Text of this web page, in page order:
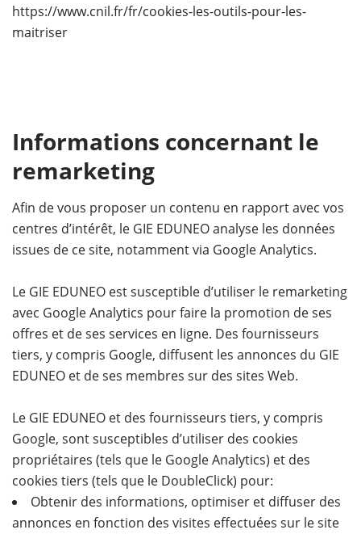
https://www.cnil.fr/fr/cookies-les-outils-pour-les-
maitriser
Informations concernant le
remarketing
Afin de vous proposer un contenu en rapport avec vos
centres d’intérêt, le GIE EDUNEO analyse les données
issues de ce site, notamment via Google Analytics.
Le GIE EDUNEO est susceptible d’utiliser le remarketing
avec Google Analytics pour faire la promotion de ses
offres et de ses services en ligne. Des fournisseurs
tiers, y compris Google, diffusent les annonces du GIE
EDUNEO et de ses membres sur des sites Web.
Le GIE EDUNEO et des fournisseurs tiers, y compris
Google, sont susceptibles d’utiliser des cookies
propriétaires (tels que le Google Analytics) et des
cookies tiers (tels que le DoubleClick) pour:
Obtenir des informations, optimiser et diffuser des
annonces en fonction des visites effectuées sur le site